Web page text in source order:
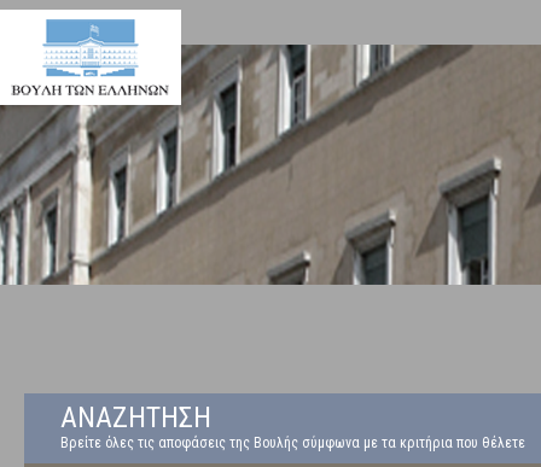
ΑΝΑΖΗΤΗΣΗ
Βρείτε όλες τις αποφάσεις της Βουλής σύμφωνα με τα κριτήρια που θέλετε